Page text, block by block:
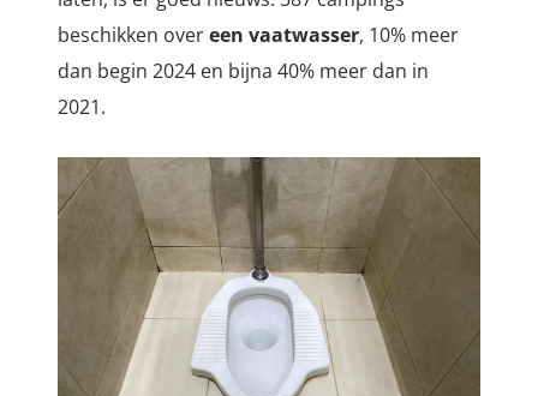
beschikken overeen vaatwasser, 10% meer
dan begin 2024 en bijna 40% meer dan in
2021.